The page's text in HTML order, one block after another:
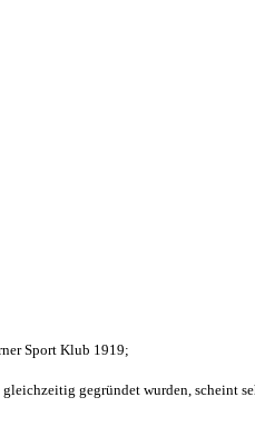
Sport Klub 1919;
gegründet wurden, scheint